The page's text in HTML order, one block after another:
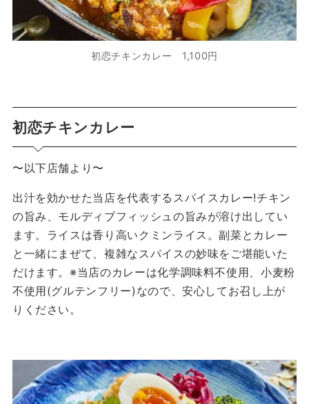
初恋チキンカレー 1,100円
初恋チキンカレー
〜以下店舗より〜
出汁を効かせた当店を代表するスパイスカレー!チキン
の旨み、モルディブフィッシュの旨みが溶け出してい
ます。ライスは香り高いクミンライス。副菜とカレー
と一緒にまぜて、複雑なスパイスの妙味をご堪能いた
だけます。※当店のカレーは化学調味料不使用、小麦粉
不使用(グルテンフリー)なので、安心してお召し上が
りください。